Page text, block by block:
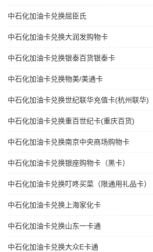
中石化加油卡兑换屈臣氏
中石化加油卡兑换大润发购物卡
中石化加油卡兑换银泰百货银泰卡
中石化加油卡兑换物美/美通卡
中石化加油卡兑换世纪联华充值卡(杭州联华)
中石化加油卡兑换重百世纪卡(重庆百货)
中石化加油卡兑换南京中央商场购物卡
中石化加油卡兑换银座购物卡（黑卡）
中石化加油卡兑换叮咚买菜（限通用礼品卡）
中石化加油卡兑换上海家化卡
中石化加油卡兑换山东一卡通
中石化加油卡兑换大众E卡通